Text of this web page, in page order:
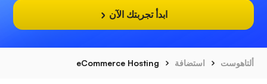
ابدأ تجربتك الآن
ألتاهوست استضافة eCommerce Hosting